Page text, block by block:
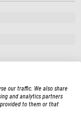
our traffic. We also share
and analytics partners
to them or that